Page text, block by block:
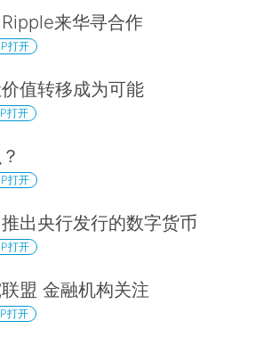
来华寻合作
打开
值转移成为可能
打开
打开
出央行发行的数字货币
打开
盟 金融机构关注
打开